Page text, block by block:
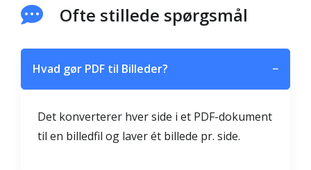
Ofte stillede spørgsmål
Hvad gør PDF til Billeder? −
Det konverterer hver side i et PDF-dokument
til en billedfil og laver ét billede pr. side.